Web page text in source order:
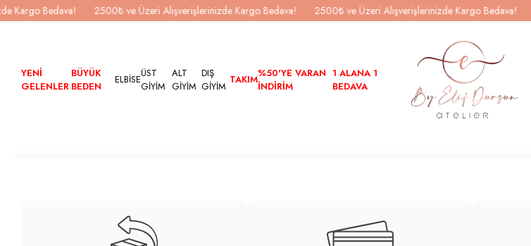
Kargo Bedava! 2500₺ ve Üzeri Alışverişlerinizde Kargo Bedava! 2500₺ ve Üzeri Alışverişlerinizde Kargo Bedava!
YENİ
GELENLER
BÜYÜK
BEDEN
ELBİSEÜST
GİYİM
ALT
GİYİM
DIŞ
GİYİM TAKIM%50'YE VARAN
İNDİRİM
1 ALANA 1
BEDAVA